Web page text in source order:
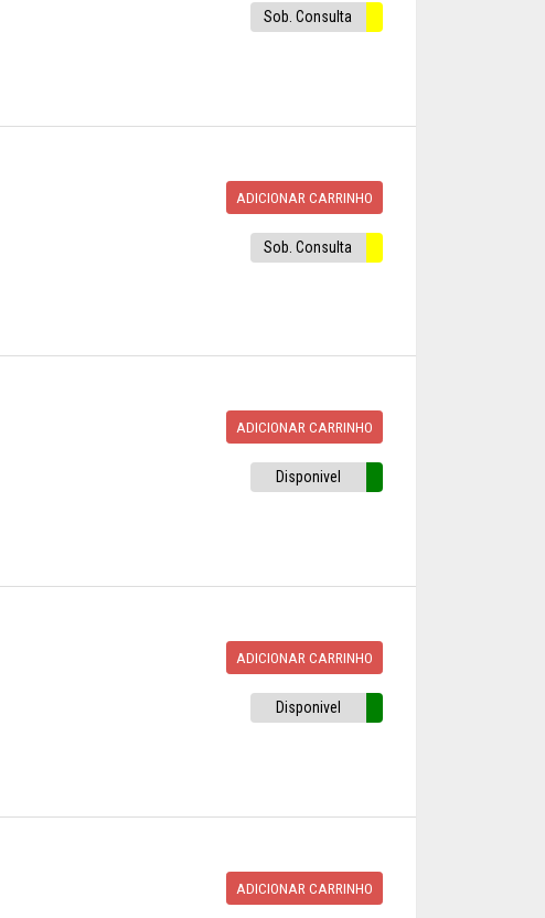
Sob. Consulta
ADICIONAR CARRINHO
Sob. Consulta
ADICIONAR CARRINHO
Disponivel
ADICIONAR CARRINHO
Disponivel
ADICIONAR CARRINHO